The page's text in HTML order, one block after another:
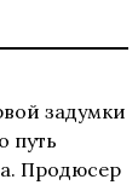
задумки
путь
Продюсер